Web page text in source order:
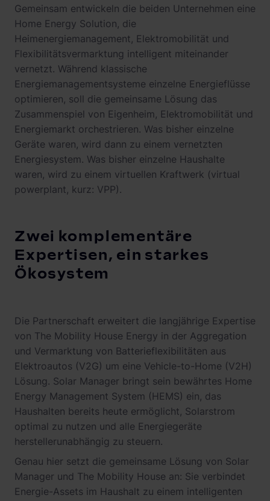
Gemeinsam entwickeln die beiden Unternehmen eine
Home Energy Solution, die
Heimenergiemanagement, Elektromobilität und
Flexibilitätsvermarktung intelligent miteinander
vernetzt. Während klassische
Energiemanagementsysteme einzelne Energieflüsse
optimieren, soll die gemeinsame Lösung das
Zusammenspiel von Eigenheim, Elektromobilität und
Energiemarkt orchestrieren. Was bisher einzelne
Geräte waren, wird dann zu einem vernetzten
Energiesystem. Was bisher einzelne Haushalte
waren, wird zu einem virtuellen Kraftwerk (virtual
powerplant, kurz: VPP).
Zwei komplementäre
Expertisen, ein starkes
Ökosystem
Die Partnerschaft erweitert die langjährige Expertise
von The Mobility House Energy in der Aggregation
und Vermarktung von Batterieflexibilitäten aus
Elektroautos (V2G) um eine Vehicle-to-Home (V2H)
Lösung. Solar Manager bringt sein bewährtes Home
Energy Management System (HEMS) ein, das
Haushalten bereits heute ermöglicht, Solarstrom
optimal zu nutzen und alle Energiegeräte
herstellerunabhängig zu steuern.
Genau hier setzt die gemeinsame Lösung von Solar
Manager und The Mobility House an: Sie verbindet
Energie-Assets im Haushalt zu einem intelligenten